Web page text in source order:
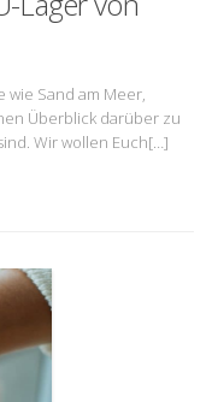
wie Sand am Meer,
Überblick darüber zu
Wir wollen Euch[…]